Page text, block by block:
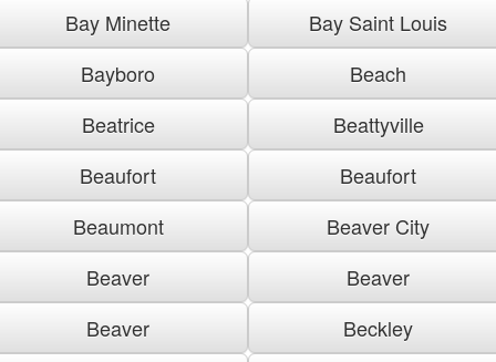
Bay Minette
Bay Saint Louis
Bayboro
Beach
Beatrice
Beattyville
Beaufort
Beaufort
Beaumont
Beaver City
Beaver
Beaver
Beaver
Beckley